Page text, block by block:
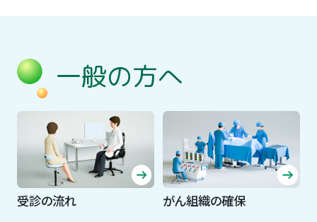
一般の方へ
受診の流れ がん組織の確保